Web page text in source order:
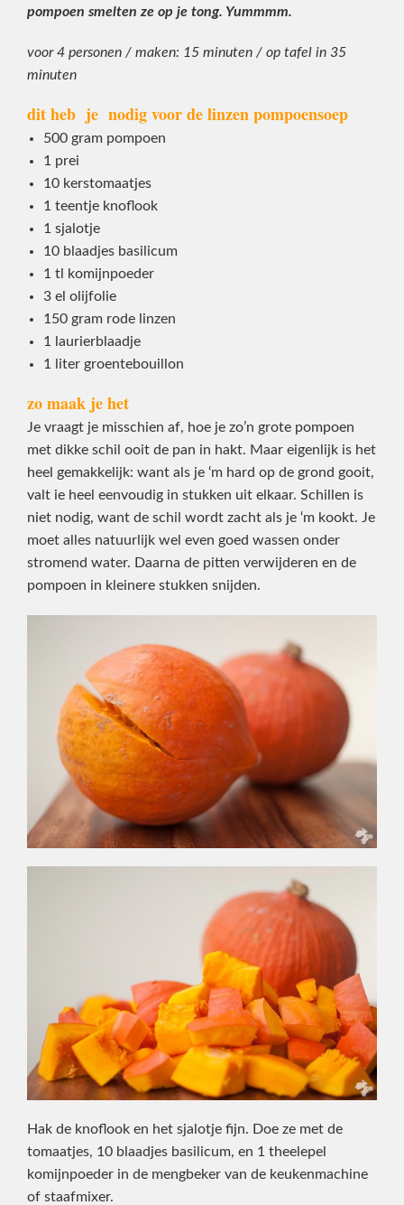
pompoen smelten ze op je tong. Yummmm.
voor 4 personen / maken: 15 minuten / op tafel in 35
minuten
dit heb je nodig voor de linzen pompoensoep
500 gram pompoen
1 prei
10 kerstomaatjes
1 teentje knoflook
1 sjalotje
10 blaadjes basilicum
1 tl komijnpoeder
3 el olijfolie
150 gram rode linzen
1 laurierblaadje
1 liter groentebouillon
zo maak je het
Je vraagt je misschien af, hoe je zo’n grote pompoen
met dikke schil ooit de pan in hakt. Maar eigenlijk is het
heel gemakkelijk: want als je ‘m hard op de grond gooit,
valt ie heel eenvoudig in stukken uit elkaar. Schillen is
niet nodig, want de schil wordt zacht als je ‘m kookt. Je
moet alles natuurlijk wel even goed wassen onder
stromend water. Daarna de pitten verwijderen en de
pompoen in kleinere stukken snijden.
Hak de knoflook en het sjalotje fijn. Doe ze met de
tomaatjes, 10 blaadjes basilicum, en 1 theelepel
komijnpoeder in de mengbeker van de keukenmachine
of staafmixer.